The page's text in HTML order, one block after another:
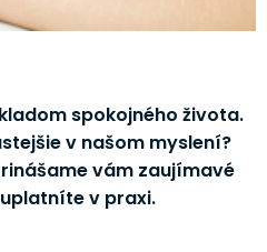
spokojného života.
v našom myslení?
vám zaujímavé
v praxi.